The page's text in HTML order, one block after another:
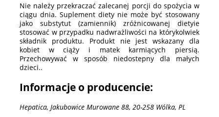
Nie należy przekraczać zalecanej porcji do spożycia w
ciągu dnia. Suplement diety nie może być stosowany
jako substytut (zamiennik) zróżnicowanej dietyie
stosować w przypadku nadwrażliwości na którykolwiek
składnik produktu. Produkt nie jest wskazany dla
kobiet w ciąży i matek karmiących piersią.
Przechowywać w sposób niedostepny dla małych
dzieci..
Informacje o producencie:
Hepatica, Jakubowice Murowane 88, 20-258 Wólka, PL